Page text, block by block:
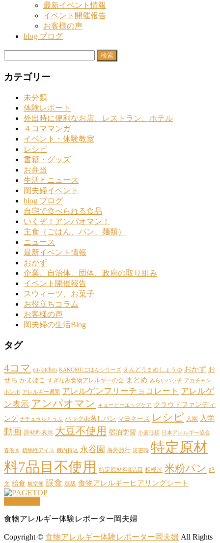
最新イベント情報
イベント開催報告
お客様の声
blog ブログ
カテゴリー
未分類
体験レポート
外出時に便利なお店、レストラン、ホテル
４コママンガ
イベント・体験教室
レシピ
書籍・グッズ
お弁当
生活とニュース
岡夫婦イベント
blog ブログ
自宅で食べられる食品
いくぞ！アンパオマン！
主食（ごはん、パン、麺類）
ニュース
最新イベント情報
おかず
企業、自治体、団体、政府の取り組み
イベント開催報告
スウィーツ、お菓子
お役立ちコラム
お客様の声
岡夫婦の生活Blog
タグ
4コマ en-kitchen KAKOMUごはんシリーズ えんどうまめしょうゆ おかず お
せち かまぼこ すぎなみ食物アレルギーの会 まとめ みらいバッチ アカチャン
ホンポ アレルギー週間 アレルゲンフリーチョコレート アレルゲ
ン表示 アンパオマン キューピーエッグケア クラウドファンディ
ング ナチュラルとうふ パックde蒸しパン マヨネーズ レシピ 入園 入学
動画 原材料表示 大豆不使用 宿泊学習 小麦仕様 日本アレルギー協会
春巻き 植物性アイス 機内持込 永谷園 海外旅行 災害時 特定原材
料7品目不使用
特定原材料8品目 相模屋 米粉パン 紀
文 給食 航空便 誤食 進級 食物アレルギーヒアリングシート
食物アレルギー体験レポーター岡夫婦
Copyright © 食物アレルギー体験レポーター岡夫婦 All Rights